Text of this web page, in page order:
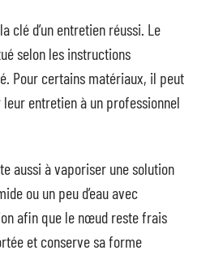
clé d’un entretien réussi. Le
selon les instructions
Pour certains matériaux, il peut
entretien à un professionnel
aussi à vaporiser une solution
ou un peu d’eau avec
afin que le nœud reste frais
et conserve sa forme